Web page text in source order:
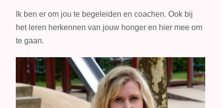
Ik ben er om jou te begeleiden en coachen. Ook bij
het leren herkennen van jouw honger en hier mee om
te gaan.